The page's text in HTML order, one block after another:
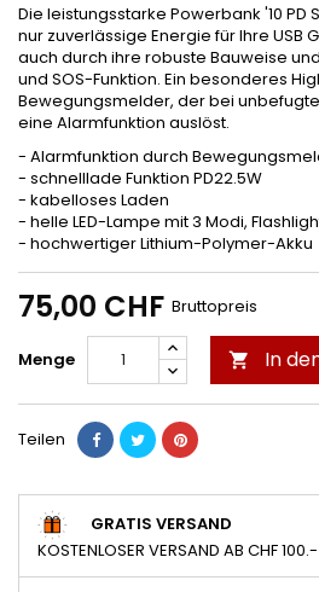
Die leistungsstarke Powerbank '10 PD
nur zuverlässige Energie für Ihre USB
auch durch ihre robuste Bauweise
und SOS-Funktion. Ein besonderes
Bewegungsmelder, der bei
eine Alarmfunktion auslöst.
- Alarmfunktion durch
- schnelllade Funktion PD22.5W
- kabelloses Laden
- helle LED-Lampe mit 3 Modi,
- hochwertiger Lithium-Polymer-Akku
75,00 CHF Bruttopreis
Menge  In
Teilen
GRATIS VERSAND
KOSTENLOSER VERSAND AB CHF 100.-